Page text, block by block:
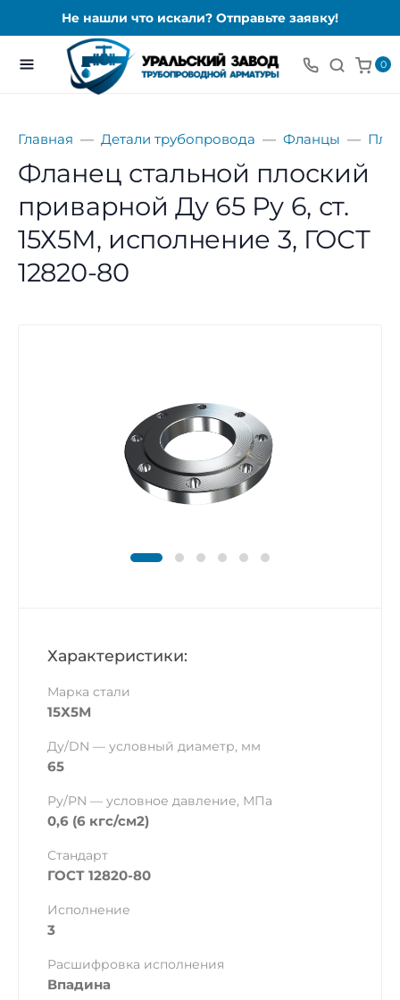
Не нашли что искали? Отправьте заявку!
0
Главная Детали трубопровода Фланцы
Фланец стальной плоский
приварной Ду 65 Ру 6, ст.
15Х5М, исполнение 3, ГОСТ
12820-80
Характеристики:
Марка стали
15Х5М
Ду/DN — условный диаметр, мм
65
Ру/PN — условное давление, МПа
0,6 (6 кгс/см2)
Стандарт
ГОСТ 12820-80
Исполнение
3
Расшифровка исполнения
Впадина